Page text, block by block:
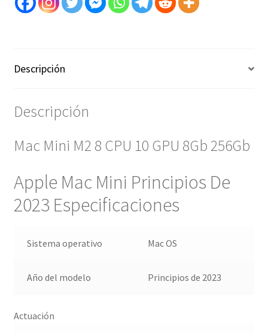
Descripción
Descripción
Mac Mini M2 8 CPU 10 GPU 8Gb 256Gb
Apple Mac Mini Principios De
2023 Especificaciones
Sistema operativo Mac OS
Año del modelo Principios de 2023
Actuación